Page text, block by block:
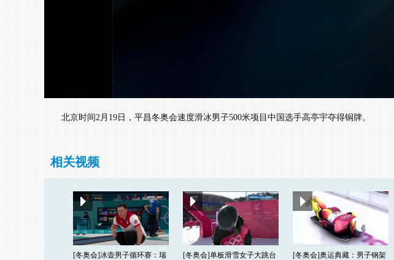
北京时间2月19日，平昌冬奥会速度滑冰男子500米项目中国选手高亭宇夺得铜牌。
相关视频
[冬奥会]冰壶男子循环赛：瑞
[冬奥会]单板滑雪女子大跳台
[冬奥会]奥运典藏：男子钢架